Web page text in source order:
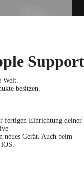
Support
Welt.
besitzen.
fertigen Einrichtung deiner
neues Gerät. Auch beim